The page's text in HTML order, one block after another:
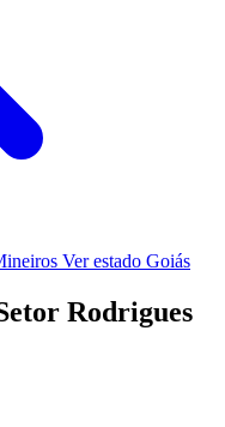
Ver estado Goiás
Rodrigues